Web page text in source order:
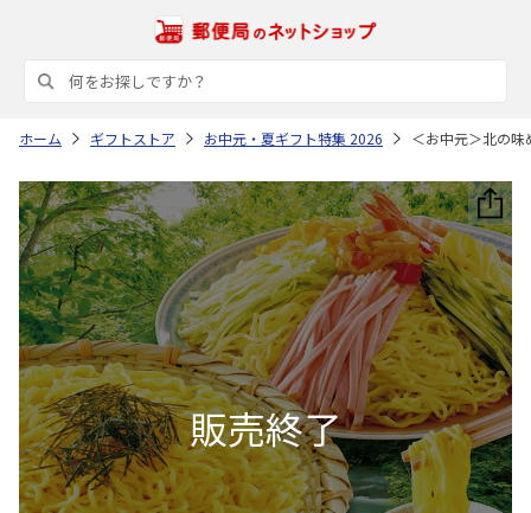
ホーム ギフトストア お中元・夏ギフト特集 2026 ＜お中元＞北の